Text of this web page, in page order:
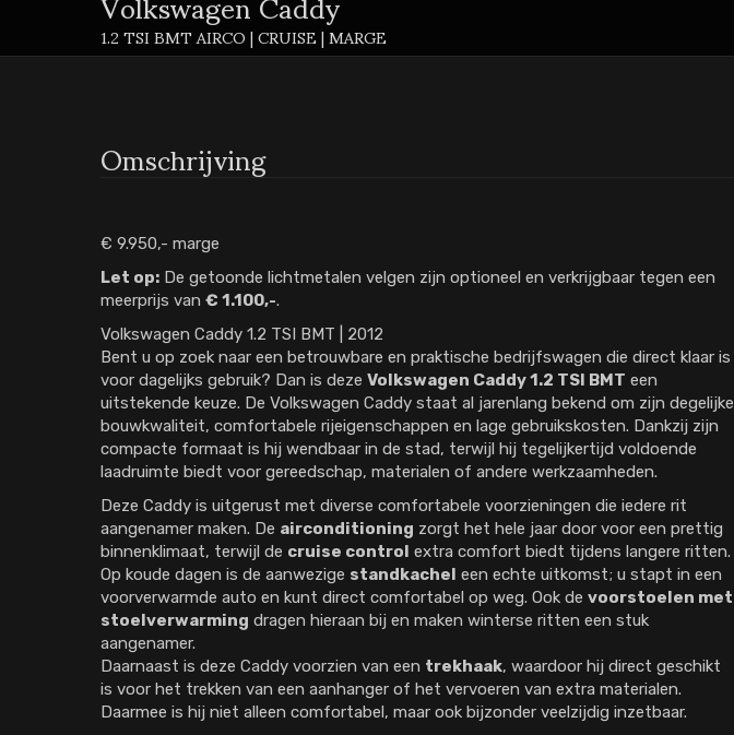
1.2 TSI BMT AIRCO | CRUISE | MARGE
Omschrijving
€ 9.950,- marge
Let op: De getoonde lichtmetalen velgen zijn optioneel en verkrijgbaar tegen een
meerprijs van € 1.100,-.
Volkswagen Caddy 1.2 TSI BMT | 2012
Bent u op zoek naar een betrouwbare en praktische bedrijfswagen die direct klaar is
voor dagelijks gebruik? Dan is deze Volkswagen Caddy 1.2 TSI BMT een
uitstekende keuze. De Volkswagen Caddy staat al jarenlang bekend om zijn degelijke
bouwkwaliteit, comfortabele rijeigenschappen en lage gebruikskosten. Dankzij zijn
compacte formaat is hij wendbaar in de stad, terwijl hij tegelijkertijd voldoende
laadruimte biedt voor gereedschap, materialen of andere werkzaamheden.
Deze Caddy is uitgerust met diverse comfortabele voorzieningen die iedere rit
aangenamer maken. De airconditioning zorgt het hele jaar door voor een prettig
binnenklimaat, terwijl de cruise control extra comfort biedt tijdens langere ritten.
Op koude dagen is de aanwezige standkachel een echte uitkomst; u stapt in een
voorverwarmde auto en kunt direct comfortabel op weg. Ook de voorstoelen met
stoelverwarming dragen hieraan bij en maken winterse ritten een stuk
aangenamer.
Daarnaast is deze Caddy voorzien van een trekhaak, waardoor hij direct geschikt
is voor het trekken van een aanhanger of het vervoeren van extra materialen.
Daarmee is hij niet alleen comfortabel, maar ook bijzonder veelzijdig inzetbaar.